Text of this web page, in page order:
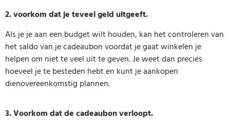
2. voorkom dat je teveel geld uitgeeft.
Als je je aan een budget wilt houden, kan het controleren van
het saldo van je cadeaubon voordat je gaat winkelen je
helpen om niet te veel uit te geven. Je weet dan precies
hoeveel je te besteden hebt en kunt je aankopen
dienovereenkomstig plannen.
3. Voorkom dat de cadeaubon verloopt.